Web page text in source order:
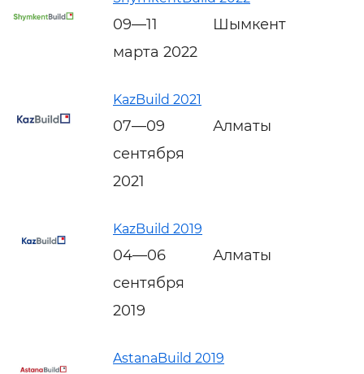
09—11
марта 2022
Шымкент
KazBuild 2021
07—09
сентября
2021
Алматы
KazBuild 2019
04—06
сентября
2019
Алматы
AstanaBuild 2019